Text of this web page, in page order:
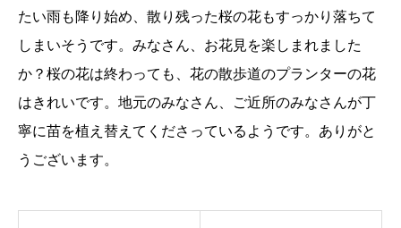
たい雨も降り始め、散り残った桜の花もすっかり落ちて
しまいそうです。みなさん、お花見を楽しまれました
か？桜の花は終わっても、花の散歩道のプランターの花
はきれいです。地元のみなさん、ご近所のみなさんが丁
寧に苗を植え替えてくださっているようです。ありがと
うございます。